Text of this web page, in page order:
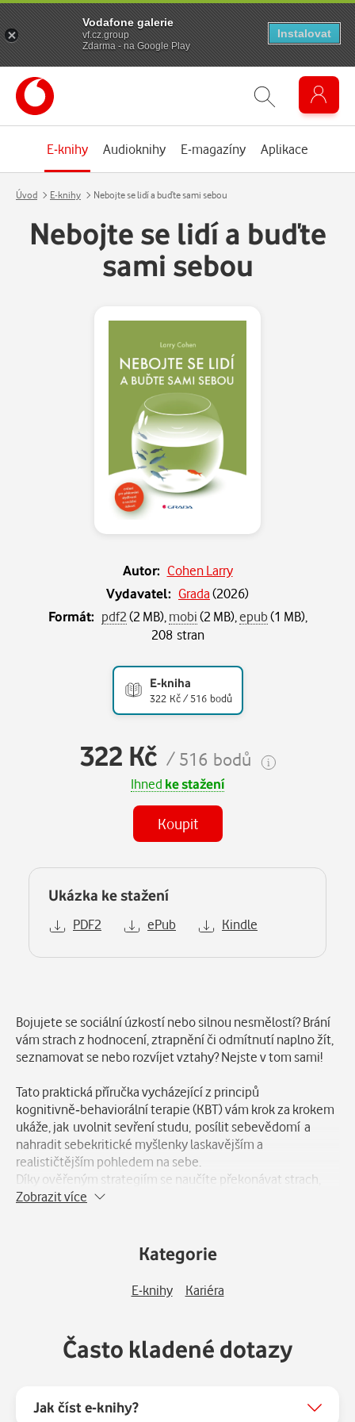
E-knihy Audioknihy E-magazíny Aplikace
Úvod E-knihy Nebojte se lidí a buďte sami sebou
Nebojte se lidí a buďte
sami sebou
Autor: Cohen Larry
Vydavatel: Grada(2026)
Formát: pdf2(2 MB),mobi(2 MB),epub(1 MB),
208 stran
E-kniha
322 Kč / 516 bodů
322 Kč / 516 bodů
Ihned ke stažení
Koupit
Ukázka ke stažení
PDF2 ePub Kindle
Bojujete se sociální úzkostí nebo silnou nesmělostí? Brání
vám strach z hodnocení, ztrapnění či odmítnutí naplno žít,
seznamovat se nebo rozvíjet vztahy? Nejste v tom sami!
Tato praktická příručka vycházející z principů
kognitivně‑behaviorální terapie (KBT) vám krok za krokem
ukáže, jak uvolnit sevření studu, posílit sebevědomí a
nahradit sebekritické myšlenky laskavějším a
realističtějším pohledem na sebe.
Díky ověřeným strategiím se naučíte překonávat strach,
lépe zvládat sociální situace a budovat jistější, zdravější
Přestaňte věřit myšlenkám, které vás brzdí, a začněte žít
tak, abyste se cítili sebevědomě, přijímaní a sami sebou.
Zobrazit více
Kategorie
E-knihy Kariéra
Často kladené dotazy
Jak číst e-knihy?
Vodafone galerie
vf.cz.group
Zdarma - na Google Play
Instalovat